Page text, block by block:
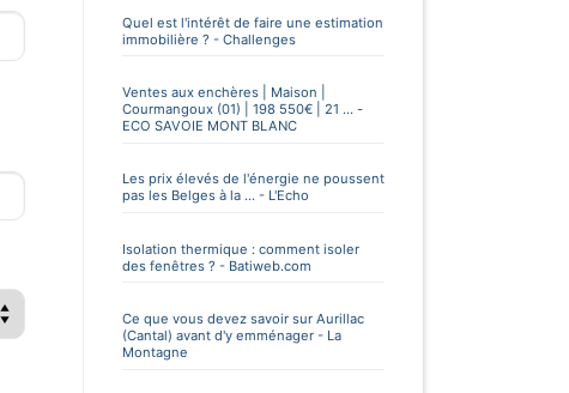
Quel est l'intérêt de faire une estimation
immobilière ? - Challenges
Ventes aux enchères | Maison |
Courmangoux (01) | 198 550€ | 21 ... -
ECO SAVOIE MONT BLANC
Les prix élevés de l'énergie ne poussent
pas les Belges à la ... - L'Echo
Isolation thermique : comment isoler
des fenêtres ? - Batiweb.com
Ce que vous devez savoir sur Aurillac
(Cantal) avant d'y emménager - La
Montagne